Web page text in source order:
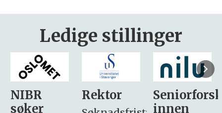
Ledige stillinger
Rektor
Seniorforsker
innen
søker